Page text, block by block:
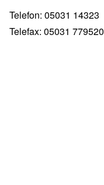
Telefon: 05031 14323
Telefax: 05031 779520